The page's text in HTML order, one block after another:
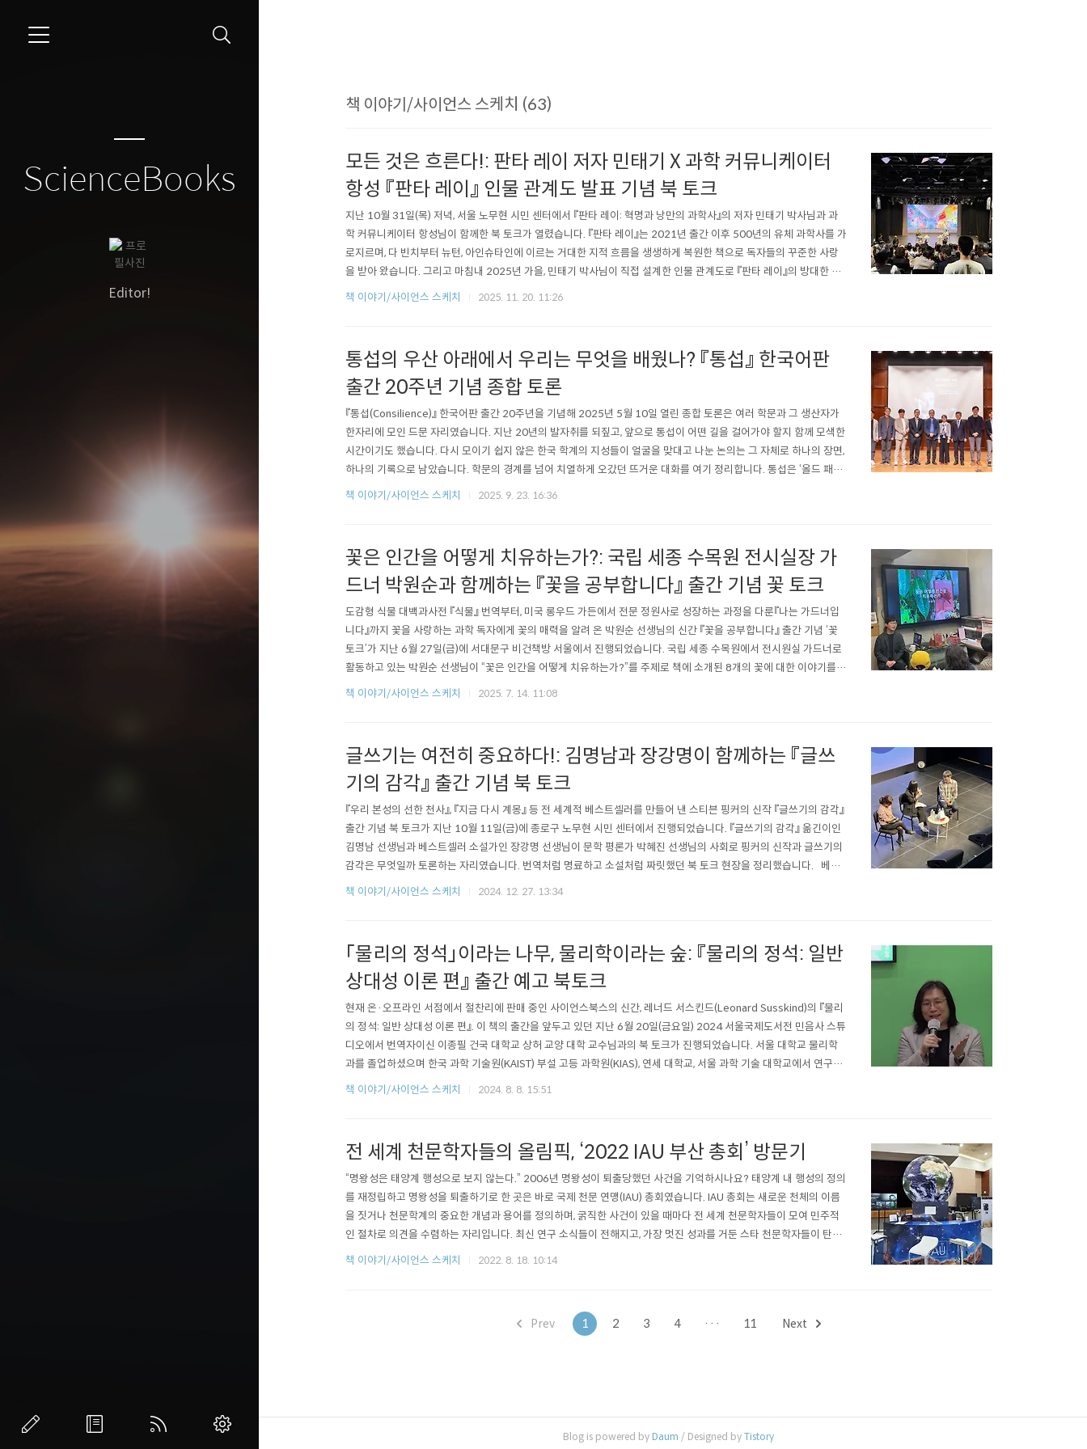
ScienceBooks
Editor!
책 이야기/사이언스 스케치 (63)
모든 것은 흐른다!: 판타 레이 저자 민태기 X 과학 커뮤니케이터
항성 『판타 레이』 인물 관계도 발표 기념 북 토크
지난 10월 31일(목) 저녁, 서울 노무현 시민 센터에서 『판타 레이: 혁명과 낭만의 과학사』의 저자 민태기 박사님과 과
학 커뮤니케이터 항성님이 함께한 북 토크가 열렸습니다. 『판타 레이』는 2021년 출간 이후 500년의 유체 과학사를 가
로지르며, 다 빈치부터 뉴턴, 아인슈타인에 이르는 거대한 지적 흐름을 생생하게 복원한 책으로 독자들의 꾸준한 사랑
을 받아 왔습니다. 그리고 마침내 2025년 가을, 민태기 박사님이 직접 설계한 인물 관계도로 『판타 레이』의 방대한 세
계가 시각적으로 완성되었습니다. 이번 행사는 『판타 레이』 10쇄 출간 기념과 오랜 준비 끝에 완성된 ‘인물 관계도’ 발
책 이야기/사이언스 스케치 2025. 11. 20. 11:26
통섭의 우산 아래에서 우리는 무엇을 배웠나? 『통섭』 한국어판
출간 20주년 기념 종합 토론
『통섭(Consilience)』 한국어판 출간 20주년을 기념해 2025년 5월 10일 열린 종합 토론은 여러 학문과 그 생산자가
한자리에 모인 드문 자리였습니다. 지난 20년의 발자취를 되짚고, 앞으로 통섭이 어떤 길을 걸어가야 할지 함께 모색한
시간이기도 했습니다. 다시 모이기 쉽지 않은 한국 학계의 지성들이 얼굴을 맞대고 나눈 논의는 그 자체로 하나의 장면,
하나의 기록으로 남았습니다. 학문의 경계를 넘어 치열하게 오갔던 뜨거운 대화를 여기 정리합니다. 통섭은 ‘올드 패
션’이 되었나? 사회를 맡은 장대익 가천 대학교 석좌 교수는 『통섭』이 한국 지식계에 준 영향을 평가하는 것으로 토론
책 이야기/사이언스 스케치 2025. 9. 23. 16:36
꽃은 인간을 어떻게 치유하는가?: 국립 세종 수목원 전시실장 가
드너 박원순과 함께하는 『꽃을 공부합니다』 출간 기념 꽃 토크
도감형 식물 대백과사전 『식물』 번역부터, 미국 롱우드 가든에서 전문 정원사로 성장하는 과정을 다룬『나는 가드너입
니다』까지 꽃을 사랑하는 과학 독자에게 꽃의 매력을 알려 온 박원순 선생님의 신간 『꽃을 공부합니다』 출간 기념 ‘꽃
토크’가 지난 6월 27일(금)에 서대문구 비건책방 서울에서 진행되었습니다. 국립 세종 수목원에서 전시원실 가드너로
활동하고 있는 박원순 선생님이 “꽃은 인간을 어떻게 치유하는가?”를 주제로 책에 소개된 8개의 꽃에 대한 이야기를
강의로 풀어 내 꽃과 인간의 관계를 과학적으로 고찰한 시간이었습니다. 꽃잎처럼 화려하게, 꽃향기처럼 은은하게 채워
책 이야기/사이언스 스케치 2025. 7. 14. 11:08
글쓰기는 여전히 중요하다!: 김명남과 장강명이 함께하는 『글쓰
기의 감각』 출간 기념 북 토크
『우리 본성의 선한 천사』, 『지금 다시 계몽』 등 전 세계적 베스트셀러를 만들어 낸 스티븐 핑커의 신작 『글쓰기의 감각』
출간 기념 북 토크가 지난 10월 11일(금)에 종로구 노무현 시민 센터에서 진행되었습니다. 『글쓰기의 감각』 옮긴이인
김명남 선생님과 베스트셀러 소설가인 장강명 선생님이 문학 평론가 박혜진 선생님의 사회로 핑커의 신작과 글쓰기의
감각은 무엇일까 토론하는 자리였습니다. 번역처럼 명료하고 소설처럼 짜릿했던 북 토크 현장을 정리했습니다. 베스
트셀러 소설가와, 베테랑 과학 번역가가 말하는 『글쓰기의 감각』 행사는 먼저 핑커의 『글쓰기의 감각』에 대한 김명남,
책 이야기/사이언스 스케치 2024. 12. 27. 13:34
「물리의 정석」이라는 나무, 물리학이라는 숲: 『물리의 정석: 일반
상대성 이론 편』 출간 예고 북토크
현재 온·오프라인 서점에서 절찬리에 판매 중인 사이언스북스의 신간, 레너드 서스킨드(Leonard Susskind)의 『물리
의 정석: 일반 상대성 이론 편』. 이 책의 출간을 앞두고 있던 지난 6월 20일(금요일) 2024 서울국제도서전 민음사 스튜
디오에서 번역자이신 이종필 건국 대학교 상허 교양 대학 교수님과의 북 토크가 진행되었습니다. 서울 대학교 물리학
과를 졸업하셨으며 한국 과학 기술원(KAIST) 부설 고등 과학원(KIAS), 연세 대학교, 서울 과학 기술 대학교에서 연구원
으로, 고려 대학교에서 연구 교수로 재직하셨던 이종필 교수님은 「물리의 정석」 전권의 번역을 전담하신 「물리의 정석」
책 이야기/사이언스 스케치 2024. 8. 8. 15:51
전 세계 천문학자들의 올림픽, ‘2022 IAU 부산 총회’ 방문기
“명왕성은 태양계 행성으로 보지 않는다.” 2006년 명왕성이 퇴출당했던 사건을 기억하시나요? 태양계 내 행성의 정의
를 재정립하고 명왕성을 퇴출하기로 한 곳은 바로 국제 천문 연맹(IAU) 총회였습니다. IAU 총회는 새로운 천체의 이름
을 짓거나 천문학계의 중요한 개념과 용어를 정의하며, 굵직한 사건이 있을 때마다 전 세계 천문학자들이 모여 민주적
인 절차로 의견을 수렴하는 자리입니다. 최신 연구 소식들이 전해지고, 가장 멋진 성과를 거둔 스타 천문학자들이 탄생
해 ‘천문학 올림픽’이라고도 불립니다. 2022년 IAU 총회가 8월 2일부터 8월 11일까지, 10일간 부산 벡스코에서 개최
책 이야기/사이언스 스케치 2022. 8. 18. 10:14
Prev 1 2 3 4 ··· 11 Next
Blog is powered by Daum / Designed byTistory